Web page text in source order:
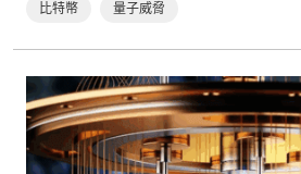
比特幣 量子威脅